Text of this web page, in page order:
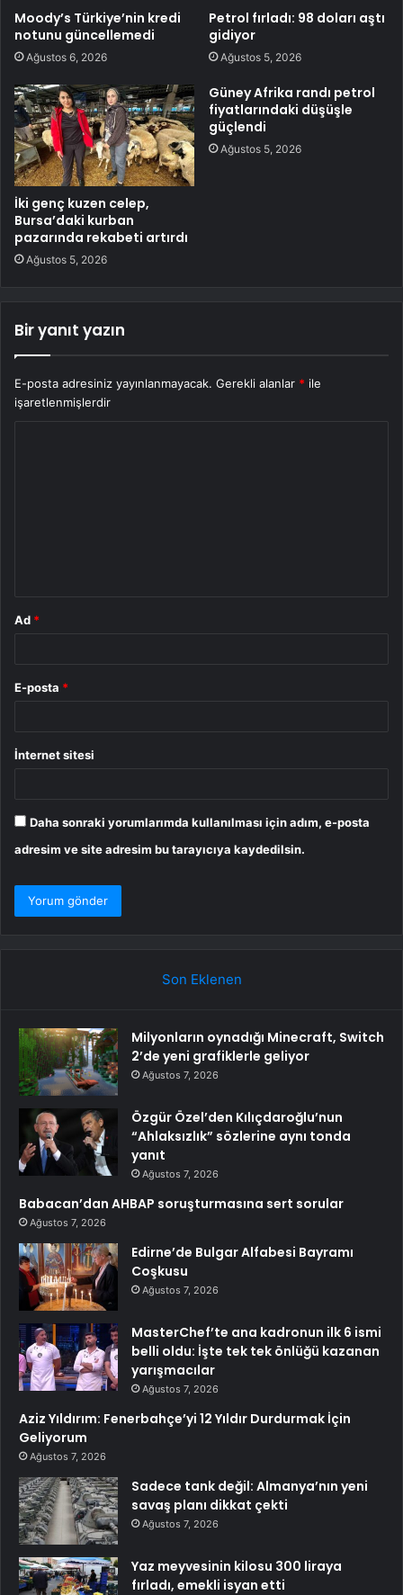
Moody’s Türkiye’nin kredi
notunu güncellemedi
Ağustos 6, 2026
Petrol fırladı: 98 doları aştı
gidiyor
Ağustos 5, 2026
İki genç kuzen celep,
Bursa’daki kurban
pazarında rekabeti artırdı
Ağustos 5, 2026
Güney Afrika randı petrol
fiyatlarındaki düşüşle
güçlendi
Ağustos 5, 2026
Bir yanıt yazın
E-posta adresiniz yayınlanmayacak. Gerekli alanlar * ile
işaretlenmişlerdir
Ad *
E-posta *
İnternet sitesi
Daha sonraki yorumlarımda kullanılması için adım, e-posta
adresim ve site adresim bu tarayıcıya kaydedilsin.
Son Eklenen
Milyonların oynadığı Minecraft, Switch
2’de yeni grafiklerle geliyor
Ağustos 7, 2026
Özgür Özel’den Kılıçdaroğlu’nun
“Ahlaksızlık” sözlerine aynı tonda
yanıt
Ağustos 7, 2026
Babacan’dan AHBAP soruşturmasına sert sorular
Ağustos 7, 2026
Edirne’de Bulgar Alfabesi Bayramı
Coşkusu
Ağustos 7, 2026
MasterChef’te ana kadronun ilk 6 ismi
belli oldu: İşte tek tek önlüğü kazanan
yarışmacılar
Ağustos 7, 2026
Aziz Yıldırım: Fenerbahçe’yi 12 Yıldır Durdurmak İçin
Geliyorum
Ağustos 7, 2026
Sadece tank değil: Almanya’nın yeni
savaş planı dikkat çekti
Ağustos 7, 2026
Yaz meyvesinin kilosu 300 liraya
fırladı, emekli isyan etti